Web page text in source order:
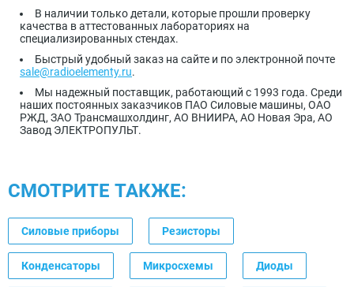
В наличии только детали, которые прошли проверку
качества в аттестованных лабораториях на
специализированных стендах.
Быстрый удобный заказ на сайте и по электронной почте
sale@radioelementy.ru.
Мы надежный поставщик, работающий с 1993 года. Среди
наших постоянных заказчиков ПАО Силовые машины, ОАО
РЖД, ЗАО Трансмашхолдинг, АО ВНИИРА, АО Новая Эра, АО
Завод ЭЛЕКТРОПУЛЬТ.
СМОТРИТЕ ТАКЖЕ:
Силовые приборы Резисторы
Конденсаторы Микросхемы Диоды